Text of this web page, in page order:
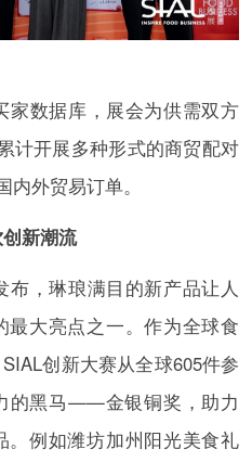
家数据库，展会为供需双方
计开展多种形式的商贸配对
外贸易订单。
新潮流
布，琳琅满目的新产品让人
最大亮点之一。作为全球食
创新大赛从全球605件参
的黑马——金银铜奖，助力
。例如潍坊加州阳光美食礼